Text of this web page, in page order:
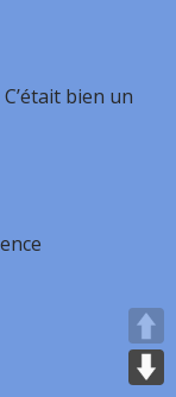
C’était bien un